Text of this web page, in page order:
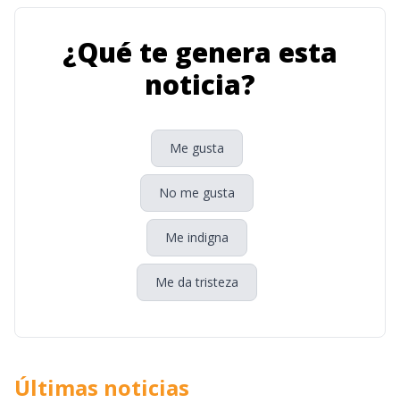
¿Qué te genera esta
noticia?
Me gusta
No me gusta
Me indigna
Me da tristeza
Últimas noticias